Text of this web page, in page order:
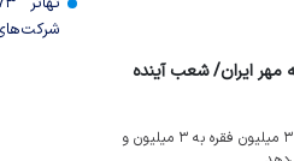
مهر ایران/ شعب آینده
مدیرعامل بانک مهر ایران گفت: تعداد تسهیلات پرداختی ما از ۳ میلیون فقره به ۳ میلیون و